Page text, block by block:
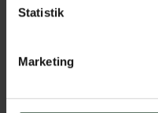
Statistik
Marketing